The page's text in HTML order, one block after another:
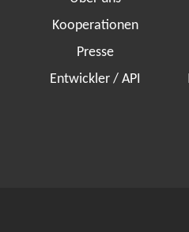
Kooperationen
Presse
Entwickler / API